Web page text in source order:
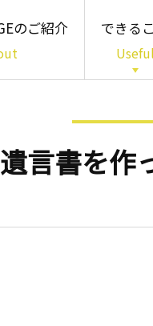
のご紹介 できる
Useful
「わかる
言書を作